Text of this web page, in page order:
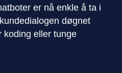
er nå enkle å ta i
døgnet
koding eller tunge